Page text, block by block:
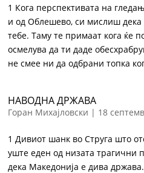
1 Кога перспективата на
и од Облешево, си мислиш дека
тебе. Таму те примаат кога ќе
осмелува да ти даде
не смее ни да одбрани топка
НАВОДНА ДРЖАВА
Горан Михајловски | 18
1 Дивиот шанк во Струга што
уште еден од низата трагични
дека Македонија е дива